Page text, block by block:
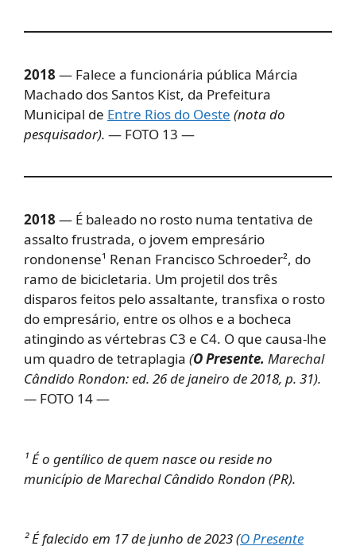
2018 — Falece a funcionária pública Márcia
Machado dos Santos Kist, da Prefeitura
Municipal de Entre Rios do Oeste (nota do
pesquisador). — FOTO 13 —
2018 — É baleado no rosto numa tentativa de
assalto frustrada, o jovem empresário
rondonense¹ Renan Francisco Schroeder², do
ramo de bicicletaria. Um projetil dos três
disparos feitos pelo assaltante, transfixa o rosto
do empresário, entre os olhos e a bocheca
atingindo as vértebras C3 e C4. O que causa-lhe
um quadro de tetraplagia (O Presente. Marechal
Cândido Rondon: ed. 26 de janeiro de 2018, p. 31).
— FOTO 14 —
¹ É o gentílico de quem nasce ou reside no
município de Marechal Cândido Rondon (PR).
² É falecido em 17 de junho de 2023 (O Presente